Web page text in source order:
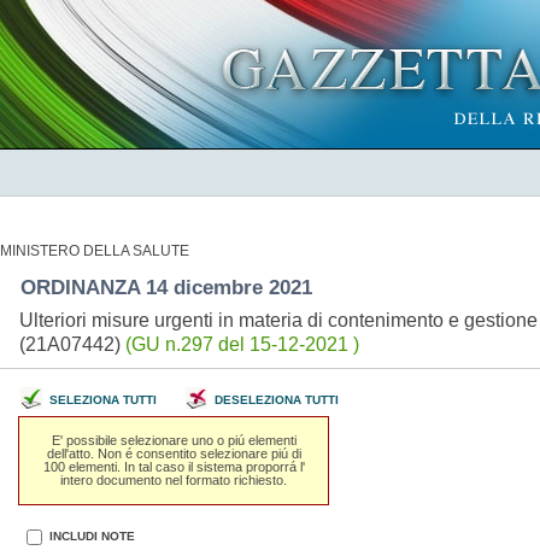
MINISTERO DELLA SALUTE
ORDINANZA 14 dicembre 2021
Ulteriori misure urgenti in materia di contenimento e
(21A07442) (GU n.297 del 15-12-2021 )
SELEZIONA TUTTI DESELEZIONA TUTTI
E' possibile selezionare uno o piú elementi
dell'atto. Non é consentito selezionare piú di
100 elementi. In tal caso il sistema proporrá l'
intero documento nel formato richiesto.
INCLUDI NOTE